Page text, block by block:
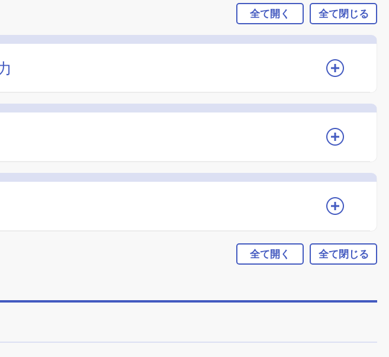
全て開く 全て閉じる
全て開く 全て閉じる